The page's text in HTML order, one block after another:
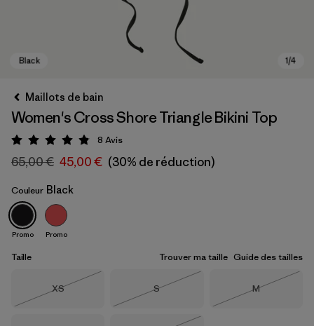
Black
Maillots de bain
Women's Cross Shore Triangle Bikini Top
Évaluation: 4.9 / 5
8 Avis
65,00 € 45,00 € (30% de réduction)
Couleur Black
Promo Promo
Taille Trouver ma taille Guide des tailles
Taille
XS
Taille
S
Taille
M